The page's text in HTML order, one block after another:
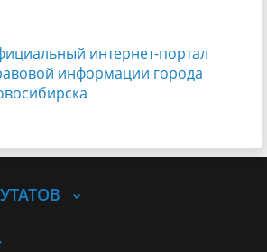
интернет-портал
информации города